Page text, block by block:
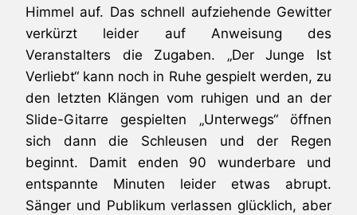
Himmel auf. Das schnell aufziehende Gewitter
verkürzt leider auf Anweisung des
Veranstalters die Zugaben. „Der Junge Ist
Verliebt“ kann noch in Ruhe gespielt werden, zu
den letzten Klängen vom ruhigen und an der
Slide-Gitarre gespielten „Unterwegs“ öffnen
sich dann die Schleusen und der Regen
beginnt. Damit enden 90 wunderbare und
entspannte Minuten leider etwas abrupt.
Sänger und Publikum verlassen glücklich, aber